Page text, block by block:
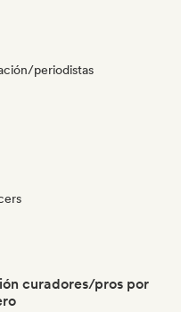
periodistas
curadores/pros por